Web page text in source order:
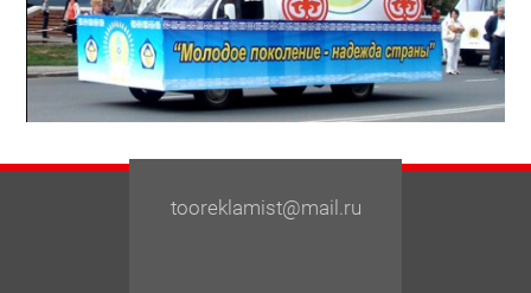
tooreklamist@mail.ru